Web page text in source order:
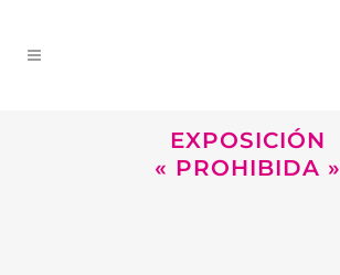
EXPOSICIÓN
« PROHIBIDA »